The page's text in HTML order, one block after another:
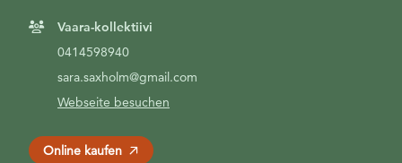
Vaara-kollektiivi
0414598940
sara.saxholm@gmail.com
Webseite besuchen
Online kaufen